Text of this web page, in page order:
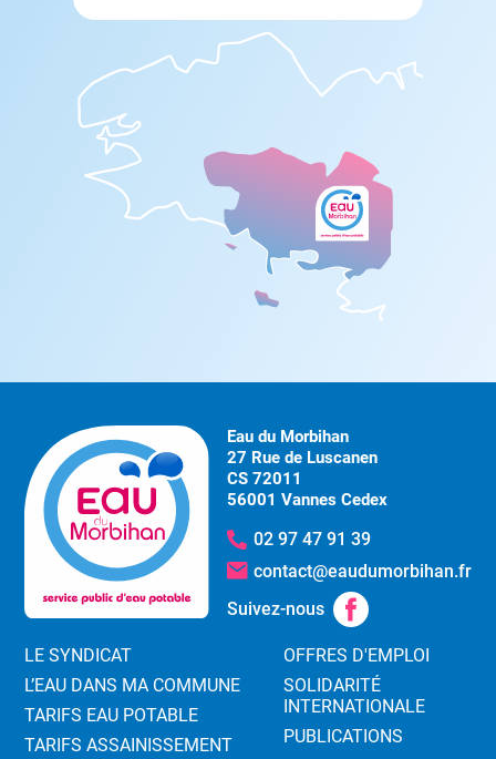
Eau du Morbihan
27 Rue de Luscanen
CS 72011
56001 Vannes Cedex
02 97 47 91 39
contact@eaudumorbihan.fr
Suivez-nous
LE SYNDICAT
L’EAU DANS MA COMMUNE
TARIFS EAU POTABLE
TARIFS ASSAINISSEMENT
OFFRES D'EMPLOI
SOLIDARITÉ
INTERNATIONALE
PUBLICATIONS